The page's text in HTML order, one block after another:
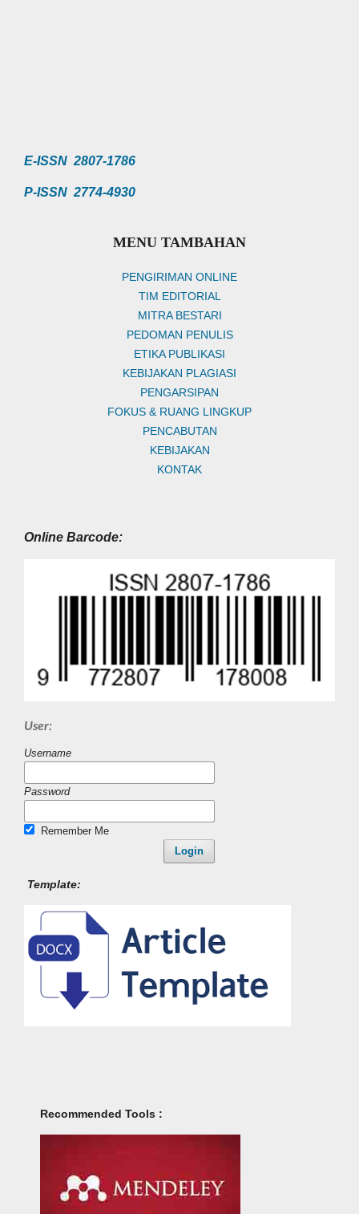
E-ISSN 2807-1786
P-ISSN 2774-4930
MENU TAMBAHAN
PENGIRIMAN ONLINE
TIM EDITORIAL
MITRA BESTARI
PEDOMAN PENULIS
ETIKA PUBLIKASI
KEBIJAKAN PLAGIASI
PENGARSIPAN
FOKUS & RUANG LINGKUP
PENCABUTAN
KEBIJAKAN
KONTAK
Online Barcode:
User:
Username
Password
Remember Me
Login
Template:
Recommended Tools :